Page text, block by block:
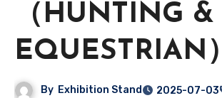
（HUNTING &
EQUESTRIAN）
By Exhibition Stand 2025-07-03